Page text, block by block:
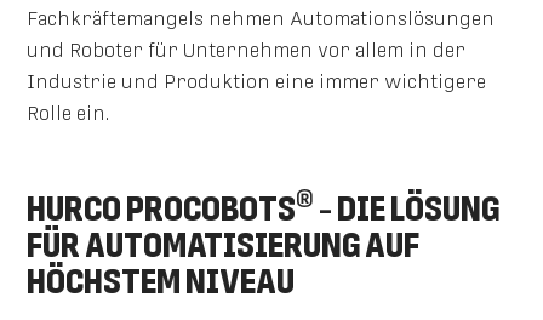
Fachkräftemangels nehmen Automationslösungen
und Roboter für Unternehmen vor allem in der
Industrie und Produktion eine immer wichtigere
Rolle ein.
HURCO PROCOBOTS® – DIE LÖSUNG
FÜR AUTOMATISIERUNG AUF
HÖCHSTEM NIVEAU